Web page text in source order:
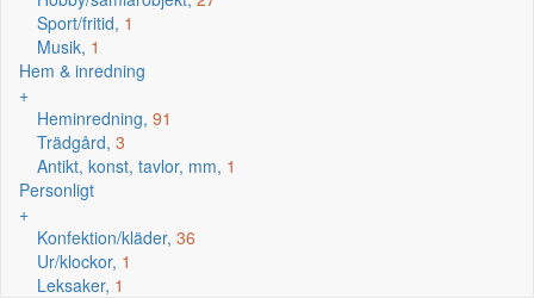
Sport/fritid, 1
Musik, 1
Hem & inredning
+
Heminredning, 91
Trädgård, 3
Antikt, konst, tavlor, mm, 1
Personligt
+
Konfektion/kläder, 36
Ur/klockor, 1
Leksaker, 1